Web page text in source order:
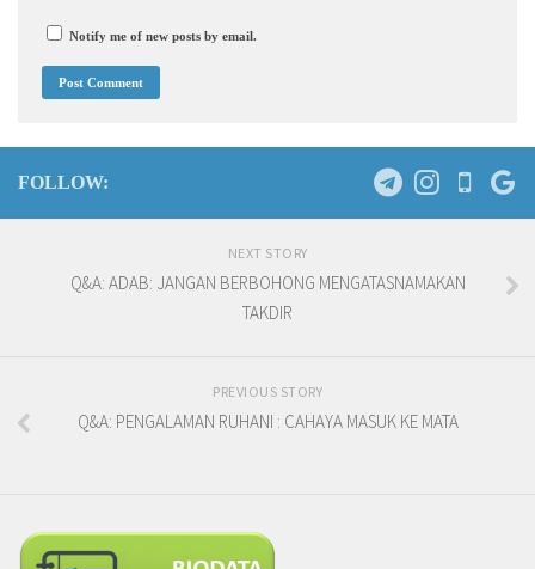
Notify me of new posts by email.
FOLLOW:
NEXT STORY
Q&A: ADAB: JANGAN BERBOHONG MENGATASNAMAKAN
TAKDIR
PREVIOUS STORY
Q&A: PENGALAMAN RUHANI : CAHAYA MASUK KE MATA